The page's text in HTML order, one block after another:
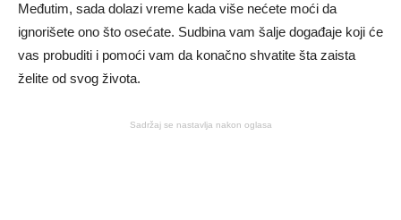
Međutim, sada dolazi vreme kada više nećete moći da
ignorišete ono što osećate. Sudbina vam šalje događaje koji će
vas probuditi i pomoći vam da konačno shvatite šta zaista
želite od svog života.
Sadržaj se nastavlja nakon oglasa